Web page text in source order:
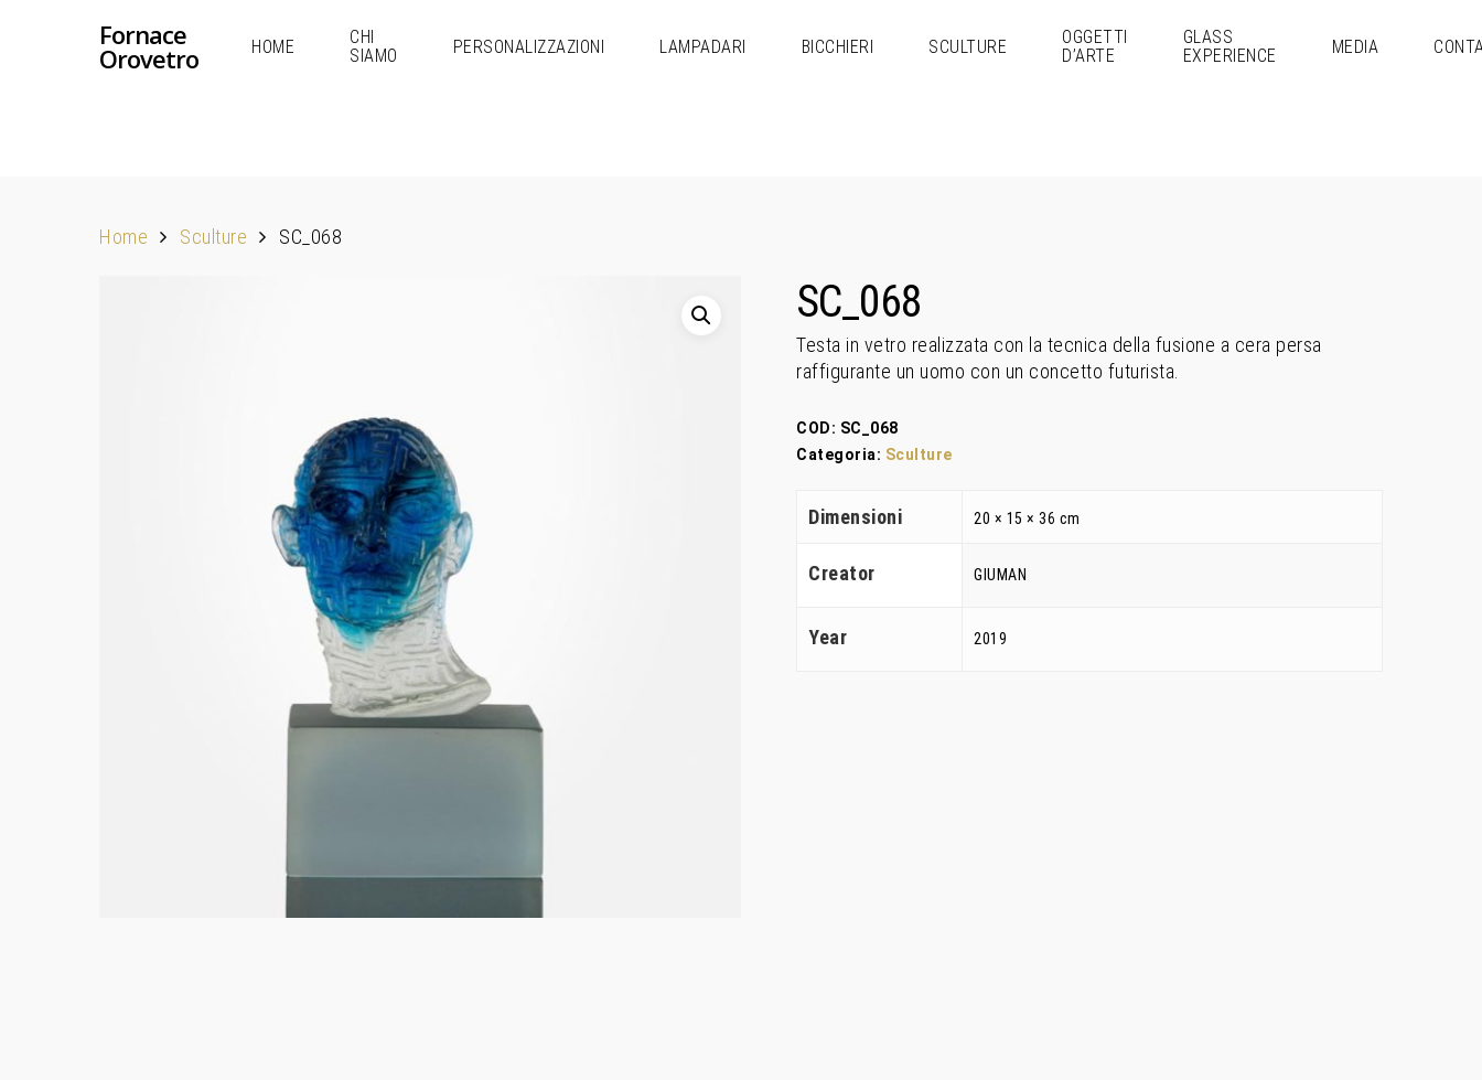
Hit enter to search or ESC to close
Fornace
Orovetro HOME
CHI
SIAMO
PERSONALIZZAZIONI LAMPADARI BICCHIERI SCULTURE
OGGETTI
D’ARTE
GLASS
EXPERIENCE
MEDIA
Home Sculture SC_068
SC_068
Testa in vetro realizzata con la tecnica della fusione a cera persa
raffigurante un uomo con un concetto futurista.
COD: SC_068
Categoria: Sculture
Dimensioni 20 × 15 × 36 cm
Creator GIUMAN
Year 2019